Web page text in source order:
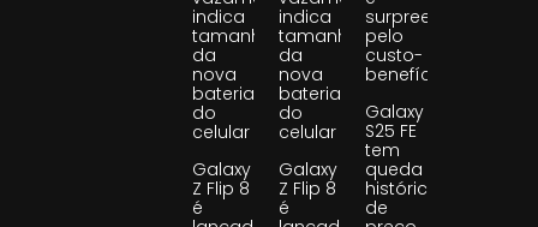
indica
tamanho
da
nova
bateria
do
celular
Galaxy
Z Flip 8
é
indica
tamanho
da
nova
bateria
do
celular
Galaxy
Z Flip 8
é
surpreende
pelo
custo-
benefício
Galaxy
S25 FE
tem
queda
histórica
de